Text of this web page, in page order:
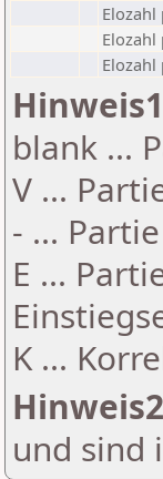
Elozahl
Elozahl
Elozahl
Hinweis1
blank ...
V ...
- ...
E ...
K ...
Hinweis2
und sind